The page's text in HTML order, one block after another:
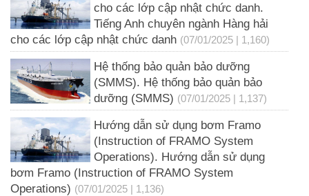
cho các lớp cập nhật chức danh.
Tiếng Anh chuyên ngành Hàng hải
cho các lớp cập nhật chức danh (07/01/2025 | 1,160)
Hệ thống bảo quản bảo dưỡng
(SMMS). Hệ thống bảo quản bảo
dưỡng (SMMS) (07/01/2025 | 1,137)
Hướng dẫn sử dụng bơm Framo
(Instruction of FRAMO System
Operations). Hướng dẫn sử dụng
bơm Framo (Instruction of FRAMO System
Operations) (07/01/2025 | 1,136)